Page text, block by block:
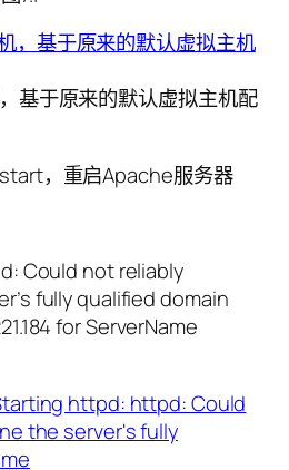
基于原来的默认虚拟主机配
，重启Apache服务器
Could not reliably
fully qualified domain
for ServerName